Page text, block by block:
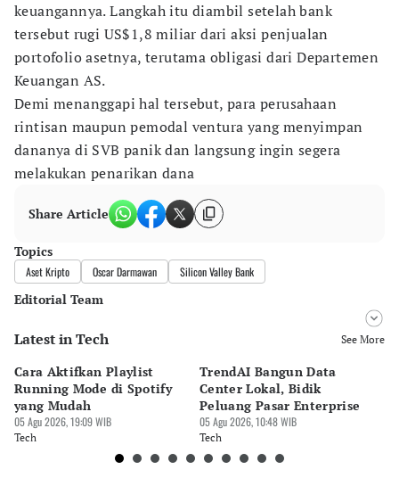
keuangannya. Langkah itu diambil setelah bank
tersebut rugi US$1,8 miliar dari aksi penjualan
portofolio asetnya, terutama obligasi dari Departemen
Keuangan AS.
Demi menanggapi hal tersebut, para perusahaan
rintisan maupun pemodal ventura yang menyimpan
dananya di SVB panik dan langsung ingin segera
melakukan penarikan dana
Share Article
Topics
Aset Kripto Oscar Darmawan Silicon Valley Bank
Editorial Team
Editor
Editor
Luky Maulana Firmansyah
Latest in Tech See More
Cara Aktifkan Playlist
Running Mode di Spotify
yang Mudah
05 Agu 2026, 19:09 WIB
Tech
TrendAI Bangun Data
Center Lokal, Bidik
Peluang Pasar Enterprise
05 Agu 2026, 10:48 WIB
Tech